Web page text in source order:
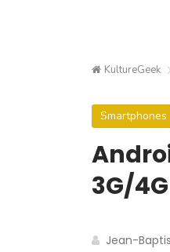
KultureGeek
Smartphones
3G/4G
Jean-